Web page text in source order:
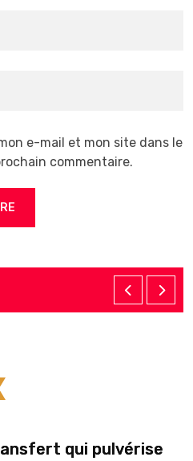
e-mail et mon site dans le
commentaire.
pulvérise
août 6,